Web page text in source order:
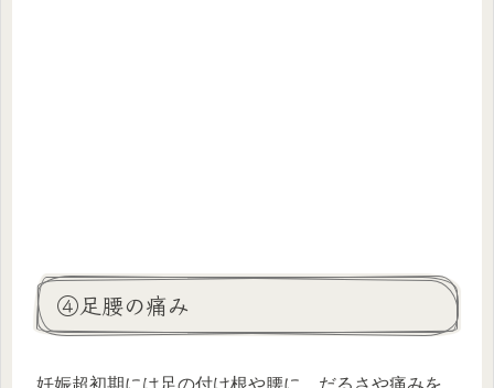
④足腰の痛み
妊娠超初期には足の付け根や腰に、だるさや痛みを